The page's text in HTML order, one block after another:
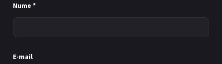
Nume *
E-mail